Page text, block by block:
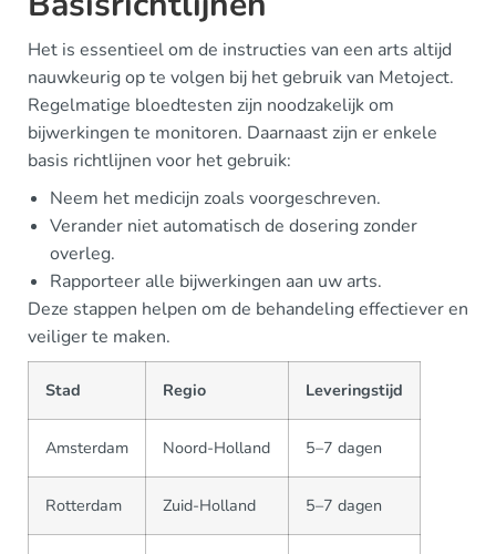
Het is essentieel om de instructies van een arts altijd
nauwkeurig op te volgen bij het gebruik van Metoject.
Regelmatige bloedtesten zijn noodzakelijk om
bijwerkingen te monitoren. Daarnaast zijn er enkele
basis richtlijnen voor het gebruik:
Neem het medicijn zoals voorgeschreven.
Verander niet automatisch de dosering zonder
overleg.
Rapporteer alle bijwerkingen aan uw arts.
Deze stappen helpen om de behandeling effectiever en
veiliger te maken.
Stad Regio Leveringstijd
Amsterdam Noord-Holland 5–7 dagen
Rotterdam Zuid-Holland 5–7 dagen